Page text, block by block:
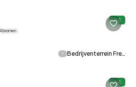
A
4 bronnen
- Bedrijventerrein Fre…
A